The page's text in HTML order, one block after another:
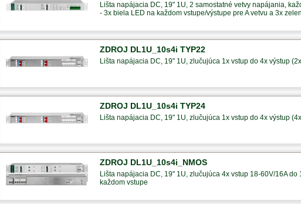
Lišta napájacia DC, 19" 1U, 2 samostatné vetvy napájania,
- 3x biela LED na každom vstupe/výstupe pre A vetvu a 3x
ZDROJ DL1U_10s4i TYP22
Lišta napájacia DC, 19" 1U, zlučujúca 1x vstup do 4x výstup
ZDROJ DL1U_10s4i TYP24
Lišta napájacia DC, 19" 1U, zlučujúca 1x vstup do 4x výstup
ZDROJ DL1U_10s4i_NMOS
Lišta napájacia DC, 19" 1U, zlučujúca 4x vstup 18-60V/16A
každom vstupe